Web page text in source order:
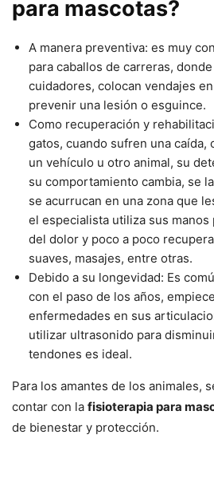
para mascotas?
A manera preventiva: es muy
para caballos de carreras,
cuidadores, colocan vendajes
prevenir una lesión o esguince.
Como recuperación y
gatos, cuando sufren una caída,
un vehículo u otro animal, su
su comportamiento cambia, se
se acurrucan en una zona que
el especialista utiliza sus manos
del dolor y poco a poco
suaves, masajes, entre otras.
Debido a su longevidad: Es
con el paso de los años,
enfermedades en sus
utilizar ultrasonido para
tendones es ideal.
Para los amantes de los animales,
contar con la fisioterapia para
de bienestar y protección.